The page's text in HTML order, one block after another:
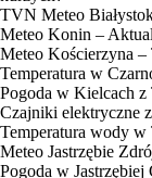
TVN Meteo
Meteo Konin –
Meteo Kościerzyna
Temperatura w
Pogoda w Kielcach z
Czajniki elektryczne
Temperatura wody
Meteo Jastrzębie
Pogoda w